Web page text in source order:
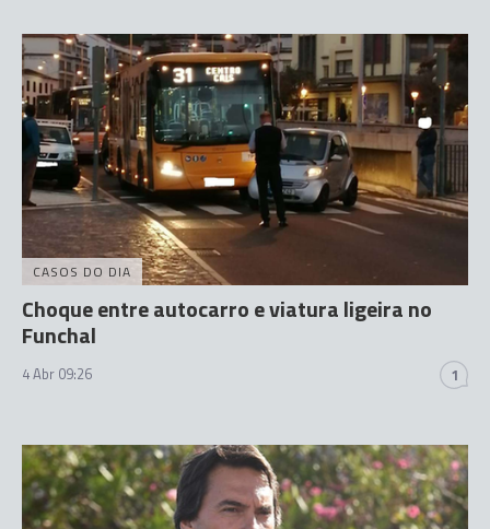
CASOS DO DIA
Choque entre autocarro e viatura ligeira no
Funchal
4 Abr 09:26 1